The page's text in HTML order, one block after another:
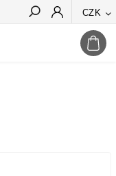
CZK
Hledat